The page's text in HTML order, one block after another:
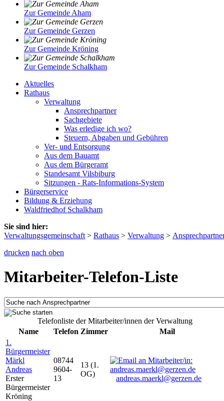
Zur Gemeinde Aham
Zur Gemeinde Gerzen
Zur Gemeinde Kröning
Zur Gemeinde Schalkham
Aktuelles
Rathaus
Verwaltung
Ansprechpartner
Sachgebiete
Was erledige ich wo?
Steuern, Abgaben und Gebühren
Ver- und Entsorgung
Aus dem Bauamt
Aus dem Bürgeramt
Standesamt Vilsbiburg
Sitzungen - Rats-Informations-System
Bürgerservice
Bildung & Erziehung
Waldfriedhof Schalkham
Sie sind hier:
Verwaltungsgemeinschaft > Rathaus > Verwaltung >
drucken nach oben
Mitarbeiter-Telefon-Liste
Telefonliste der Mitarbeiter/innen der Verwaltung
Name
Telefon Zimmer
Mail
1.
Bürgermeister
Märkl
Andreas
Erster
Bürgermeister
Kröning
08744
9604-
13
13 (1.
OG)
andreas.maerkl@gerzen.de